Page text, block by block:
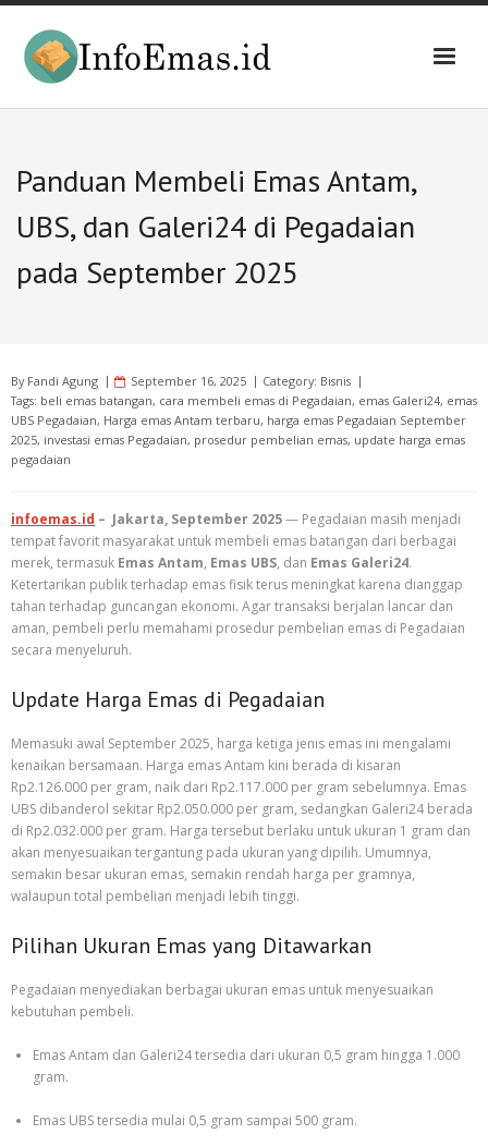
Skip
content
Panduan Membeli Emas Antam,
UBS, dan Galeri24 di Pegadaian
pada September 2025
By Fandi Agung September 16, 2025 Category: Bisnis
Tags: beli emas batangan, cara membeli emas di Pegadaian, emas Galeri24, emas
UBS Pegadaian, Harga emas Antam terbaru, harga emas Pegadaian September
2025, investasi emas Pegadaian, prosedur pembelian emas, update harga emas
pegadaian
infoemas.id – Jakarta, September 2025— Pegadaian masih menjadi
tempat favorit masyarakat untuk membeli emas batangan dari berbagai
merek, termasuk Emas Antam, Emas UBS, dan Emas Galeri24.
Ketertarikan publik terhadap emas fisik terus meningkat karena dianggap
tahan terhadap guncangan ekonomi. Agar transaksi berjalan lancar dan
aman, pembeli perlu memahami prosedur pembelian emas di Pegadaian
secara menyeluruh.
Update Harga Emas di Pegadaian
Memasuki awal September 2025, harga ketiga jenis emas ini mengalami
kenaikan bersamaan. Harga emas Antam kini berada di kisaran
Rp2.126.000 per gram, naik dari Rp2.117.000 per gram sebelumnya. Emas
UBS dibanderol sekitar Rp2.050.000 per gram, sedangkan Galeri24 berada
di Rp2.032.000 per gram. Harga tersebut berlaku untuk ukuran 1 gram dan
akan menyesuaikan tergantung pada ukuran yang dipilih. Umumnya,
semakin besar ukuran emas, semakin rendah harga per gramnya,
walaupun total pembelian menjadi lebih tinggi.
Pilihan Ukuran Emas yang Ditawarkan
Pegadaian menyediakan berbagai ukuran emas untuk menyesuaikan
kebutuhan pembeli.
Emas Antam dan Galeri24 tersedia dari ukuran 0,5 gram hingga 1.000
gram.
Emas UBS tersedia mulai 0,5 gram sampai 500 gram.